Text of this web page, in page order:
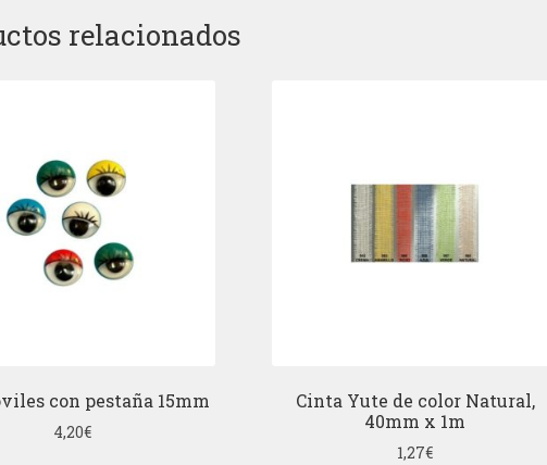
relacionados
con pestaña 15mm
4,20€
Cinta Yute de color Natural,
40mm x 1m
1,27€